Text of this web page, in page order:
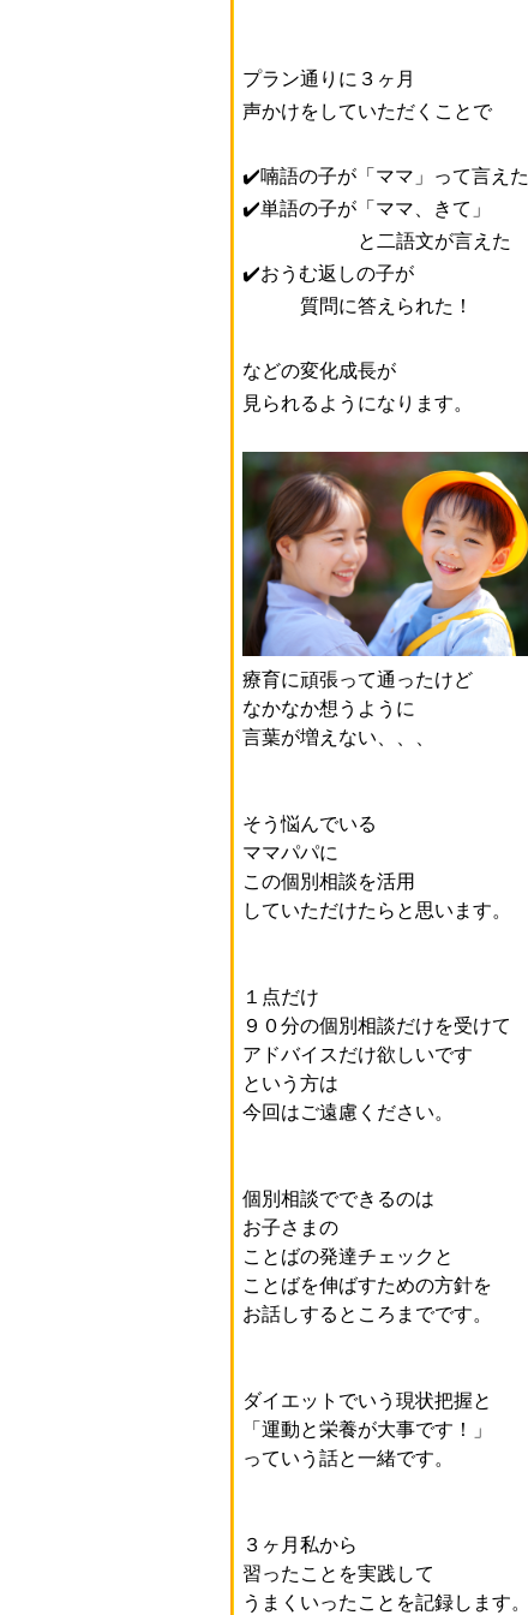
プラン通りに３ヶ月
声かけをしていただくことで
✔️喃語の子が「ママ」って言えた
✔️単語の子が「ママ、きて」
と二語文が言えた
✔️おうむ返しの子が
質問に答えられた！
などの変化成長が
見られるようになります。
療育に頑張って通ったけど
なかなか想うように
言葉が増えない、、、
そう悩んでいる
ママパパに
この個別相談を活用
していただけたらと思います。
１点だけ
９０分の個別相談だけを受けて
アドバイスだけ欲しいです
という方は
今回はご遠慮ください。
個別相談でできるのは
お子さまの
ことばの発達チェックと
ことばを伸ばすための方針を
お話しするところまでです。
ダイエットでいう現状把握と
「運動と栄養が大事です！」
っていう話と一緒です。
３ヶ月私から
習ったことを実践して
うまくいったことを記録します。